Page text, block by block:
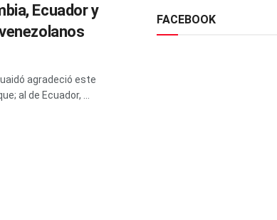
Ecuador y
agradeció este
al de Ecuador, ...
FACEBOOK